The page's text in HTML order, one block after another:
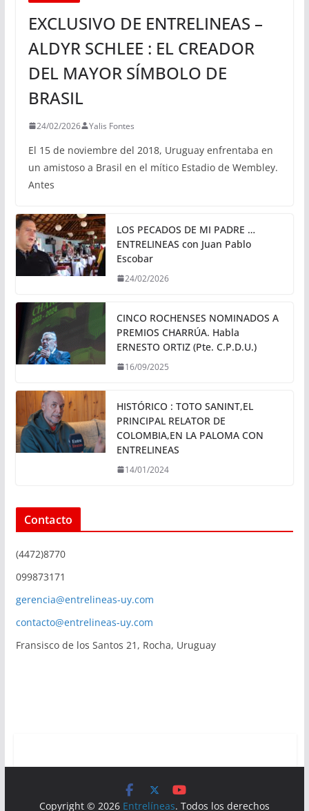
EXCLUSIVO DE ENTRELINEAS –
ALDYR SCHLEE : EL CREADOR
DEL MAYOR SÍMBOLO DE
BRASIL
24/02/2026 Yalis Fontes
El 15 de noviembre del 2018, Uruguay enfrentaba en
un amistoso a Brasil en el mítico Estadio de Wembley.
Antes
LOS PECADOS DE MI PADRE …
ENTRELINEAS con Juan Pablo
Escobar
24/02/2026
CINCO ROCHENSES NOMINADOS A
PREMIOS CHARRÚA. Habla
ERNESTO ORTIZ (Pte. C.P.D.U.)
16/09/2025
HISTÓRICO : TOTO SANINT,EL
PRINCIPAL RELATOR DE
COLOMBIA,EN LA PALOMA CON
ENTRELINEAS
14/01/2024
Contacto
(4472)8770
099873171
gerencia@entrelineas-uy.com
contacto@entrelineas-uy.com
Fransisco de los Santos 21, Rocha, Uruguay
Copyright © 2026 Entrelíneas. Todos los derechos